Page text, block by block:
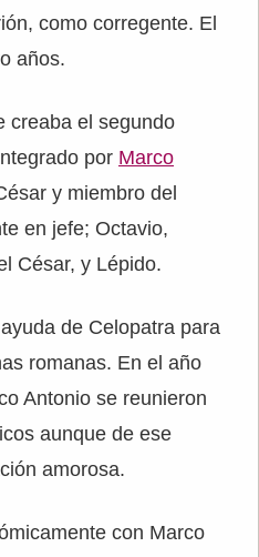
como corregente. El
años.
creaba el segundo
por Marco
y miembro del
en jefe; Octavio,
César, y Lépido.
de Celopatra para
romanas. En el año
Antonio se reunieron
aunque de ese
amorosa.
con Marco